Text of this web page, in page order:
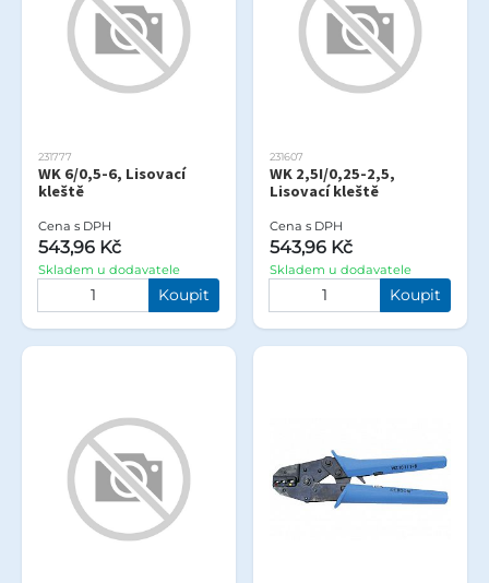
231777
WK 6/0,5-6, Lisovací
kleště
Cena s DPH
543,96 Kč
Skladem u dodavatele
Koupit
231607
WK 2,5I/0,25-2,5,
Lisovací kleště
Cena s DPH
543,96 Kč
Skladem u dodavatele
Koupit